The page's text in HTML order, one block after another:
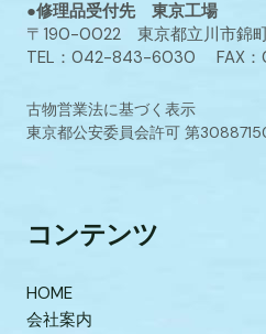
●修理品受付先 東京工場
〒190-0022 東京都立川市錦
TEL：042-843-6030 FAX
古物営業法に基づく表示
東京都公安委員会許可 第
コンテンツ
HOME
会社案内